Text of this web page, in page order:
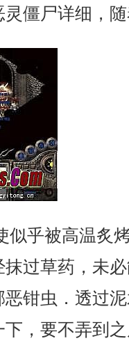
僵尸详细，
乎被高温炙
过草药，未
钳虫．透过
，要不弄到